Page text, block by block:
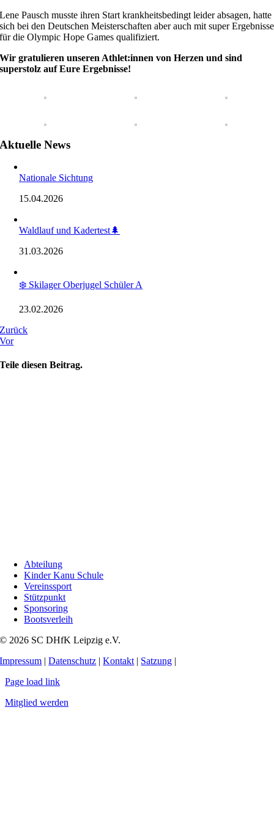
Lene Pausch musste ihren Start krankheitsbedingt leider absagen, hatte
sich bei den Deutschen Meisterschaften aber auch mit super Ergebnisse
für die Olympic Hope Games qualifiziert.
Wir gratulieren unseren Athlet:innen von Herzen und sind
superstolz auf Eure Ergebnisse!
Aktuelle News
Nationale Sichtung
15.04.2026
Waldlauf und Kadertest🌲
31.03.2026
❄️ Skilager Oberjugel Schüler A
23.02.2026
Zurück
Vor
Teile diesen Beitrag.
Abteilung
Kinder Kanu Schule
Vereinssport
Stützpunkt
Sponsoring
Bootsverleih
© 2026 SC DHfK Leipzig e.V.
Impressum |Datenschutz |Kontakt | Satzung |
Page load link
Mitglied werden